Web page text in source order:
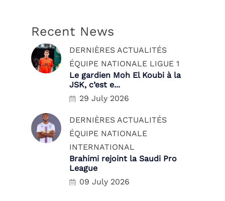
Recent News
DERNIÈRES ACTUALITÉS
ÉQUIPE NATIONALE LIGUE 1
Le gardien Moh El Koubi à la
JSK, c’est e...
29 July 2026
DERNIÈRES ACTUALITÉS
ÉQUIPE NATIONALE
INTERNATIONAL
Brahimi rejoint la Saudi Pro
League
09 July 2026